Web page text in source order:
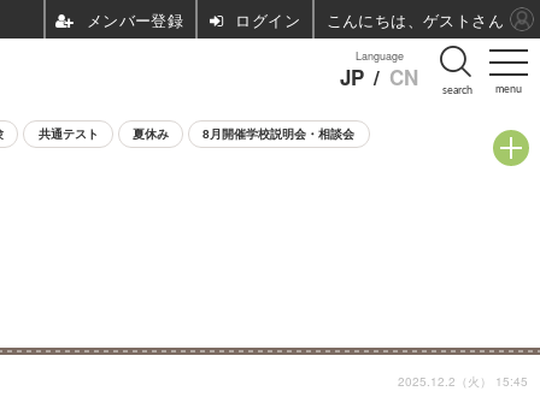
menu
Language
JP / CN search
共通テスト 夏休み 8月開催学校説明会・相談会
2025.12.2（火） 15:45
ログイン こんにちは、ゲストさん